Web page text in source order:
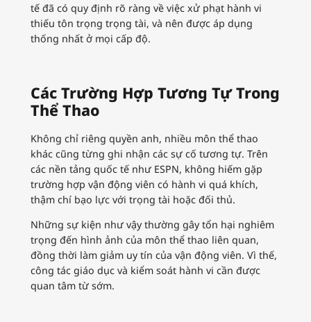
tế đã có quy định rõ ràng về việc xử phạt hành vi
thiếu tôn trọng trọng tài, và nên được áp dụng
thống nhất ở mọi cấp độ.
Các Trường Hợp Tương Tự Trong
Thể Thao
Không chỉ riêng quyền anh, nhiều môn thể thao
khác cũng từng ghi nhận các sự cố tương tự. Trên
các nền tảng quốc tế như ESPN, không hiếm gặp
trường hợp vận động viên có hành vi quá khích,
thậm chí bạo lực với trọng tài hoặc đối thủ.
Những sự kiện như vậy thường gây tổn hại nghiêm
trọng đến hình ảnh của môn thể thao liên quan,
đồng thời làm giảm uy tín của vận động viên. Vì thế,
công tác giáo dục và kiểm soát hành vi cần được
quan tâm từ sớm.